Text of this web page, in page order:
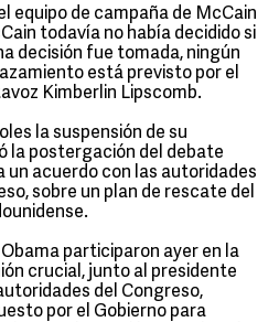
equipo de campaña de McCain
todavía no había decidido si
decisión fue tomada, ningún
está previsto por el
Kimberlin Lipscomb.
la suspensión de su
la postergación del debate
un acuerdo con las autoridades
sobre un plan de rescate del
participaron ayer en la
crucial, junto al presidente
del Congreso,
por el Gobierno para